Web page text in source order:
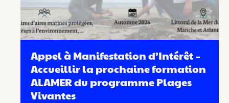
Appel à Manifestation d’Intérêt –
Accueillir la prochaine formation
ALAMER du programme Plages
Vivantes